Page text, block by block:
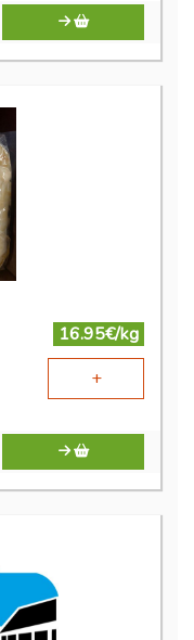
16.95€/kg
+